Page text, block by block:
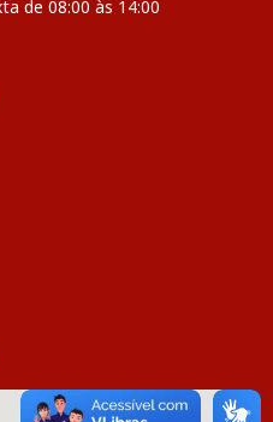
de 08:00 às 14:00